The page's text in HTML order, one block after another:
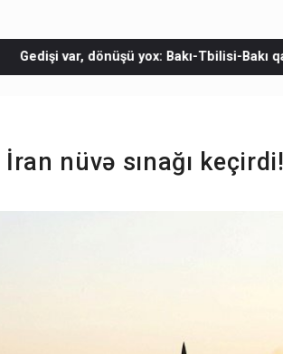
Bakı-Tbilisi-Bakı qatarına bilet satışından
nüvə sınağı keçirdi!